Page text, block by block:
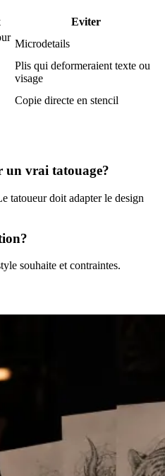
Eviter
Microdetails
Plis qui deformeraient texte ou
visage
Copie directe en stencil
un vrai tatouage?
tatoueur doit adapter le design
souhaite et contraintes.